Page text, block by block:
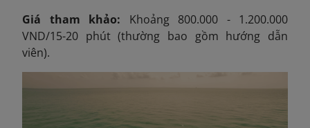
Giá tham khảo: Khoảng 800.000 - 1.200.000
VND/15-20 phút (thường bao gồm hướng dẫn
viên).